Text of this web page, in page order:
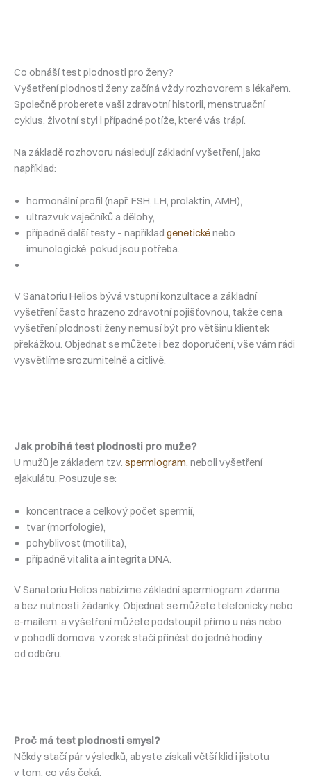
Co obnáší test plodnosti pro ženy?
Vyšetření plodnosti ženy začíná vždy rozhovorem s lékařem.
Společně proberete vaši zdravotní historii, menstruační
cyklus, životní styl i případné potíže, které vás trápí.
Na základě rozhovoru následují základní vyšetření, jako
například:
hormonální profil (např. FSH, LH, prolaktin, AMH),
ultrazvuk vaječníků a dělohy,
případně další testy – například genetickénebo
imunologické, pokud jsou potřeba.
V Sanatoriu Helios bývá vstupní konzultace a základní
vyšetření často hrazeno zdravotní pojišťovnou, takže cena
vyšetření plodnosti ženy nemusí být pro většinu klientek
překážkou. Objednat se můžete i bez doporučení, vše vám rádi
vysvětlíme srozumitelně a citlivě.
Jak probíhá test plodnosti pro muže?
U mužů je základem tzv. spermiogram,⁠ neboli vyšetření
ejakulátu. Posuzuje se:
koncentrace a celkový počet spermií,
tvar (morfologie),
pohyblivost (motilita),
případně vitalita a integrita DNA.
V Sanatoriu Helios nabízíme základní spermiogram zdarma
a bez nutnosti žádanky. Objednat se můžete telefonicky nebo
e-mailem, a vyšetření můžete podstoupit přímo u nás nebo
v pohodlí domova, vzorek stačí přinést do jedné hodiny
od odběru.
Proč má test plodnosti smysl?
Někdy stačí pár výsledků, abyste získali větší klid i jistotu
v tom, co vás čeká.